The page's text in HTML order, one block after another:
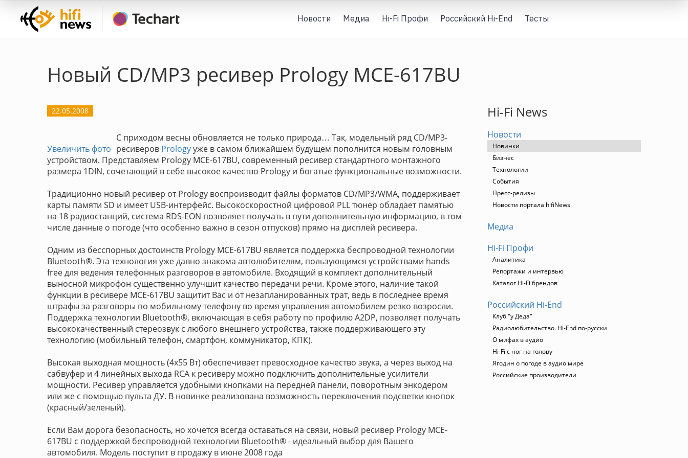
Новости Медиа Hi-Fi Профи Российский Hi-End Тесты
Новый CD/MP3 ресивер Prology MCE-617BU
22.05.2008
Увеличить фото
C приходом весны обновляется не только природа… Так, модельный ряд CD/MP3-
ресиверов Prologyуже в самом ближайшем будущем пополнится новым головным
устройством. Представляем Prology MCE-617BU, современный ресивер стандартного монтажного
размера 1DIN, сочетающий в себе высокое качество Prology и богатые функциональные возможности.
Традиционно новый ресивер от Prology воспроизводит файлы форматов CD/MP3/WMA, поддерживает
карты памяти SD и имеет USB-интерфейс. Высокоскоростной цифровой PLL тюнер обладает памятью
на 18 радиостанций, система RDS-EON позволяет получать в пути дополнительную информацию, в том
числе данные о погоде (что особенно важно в сезон отпусков) прямо на дисплей ресивера.
Одним из бесспорных достоинств Prology MCE-617BU является поддержка беспроводной технологии
Bluetooth®. Эта технология уже давно знакома автолюбителям, пользующимся устройствами hands
free для ведения телефонных разговоров в автомобиле. Входящий в комплект дополнительный
выносной микрофон существенно улучшит качество передачи речи. Кроме этого, наличие такой
функции в ресивере MCE-617BU защитит Вас и от незапланированных трат, ведь в последнее время
штрафы за разговоры по мобильному телефону во время управления автомобилем резко возросли.
Поддержка технологии Bluetooth®, включающая в себя работу по профилю A2DP, позволяет получать
высококачественный стереозвук с любого внешнего устройства, также поддерживающего эту
технологию (мобильный телефон, смартфон, коммуникатор, КПК).
Высокая выходная мощность (4x55 Вт) обеспечивает превосходное качество звука, а через выход на
сабвуфер и 4 линейных выхода RCA к ресиверу можно подключить дополнительные усилители
мощности. Ресивер управляется удобными кнопками на передней панели, поворотным энкодером
или же с помощью пульта ДУ. В новинке реализована возможность переключения подсветки кнопок
(красный/зеленый).
Если Вам дорога безопасность, но хочется всегда оставаться на связи, новый ресивер Prology MCE-
617BU с поддержкой беспроводной технологии Bluetooth® - идеальный выбор для Вашего
автомобиля. Модель поступит в продажу в июне 2008 года
Hi-Fi News
Новости
Новинки
Бизнес
Технологии
События
Пресс-релизы
Новости портала hifiNews
Медиа
Hi-Fi Профи
Аналитика
Репортажи и интервью
Каталог Hi-Fi брендов
Российский Hi-End
Клуб "у Деда"
Радиолюбительство. Hi-End по-русски
О мифах в аудио
Hi-Fi с ног на голову
Ягодин о погоде в аудио мире
Российские производители